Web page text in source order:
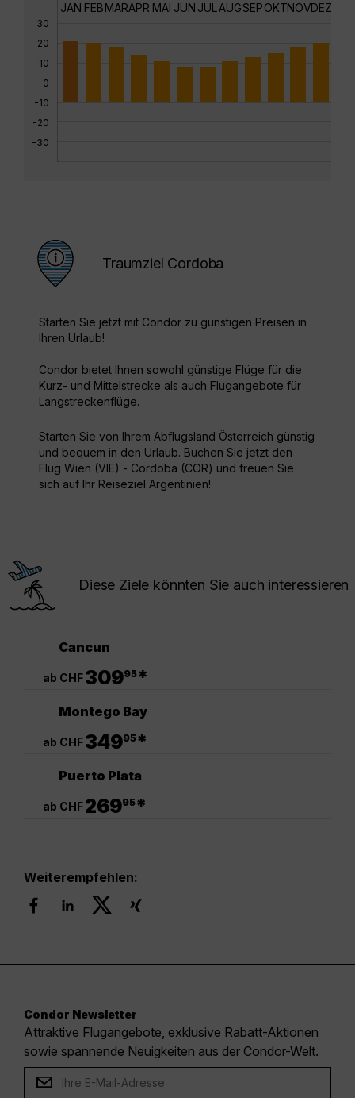
30
20
10
0
-10
-20
-30
JAN FEBMÄRAPR MAI JUN JUL AUGSEPOKTNOVDEZ
Traumziel Cordoba
Starten Sie jetzt mit Condor zu günstigen Preisen in
Ihren Urlaub!
Condor bietet Ihnen sowohl günstige Flüge für die
Kurz- und Mittelstrecke als auch Flugangebote für
Langstreckenflüge.
Starten Sie von Ihrem Abflugsland Österreich günstig
und bequem in den Urlaub. Buchen Sie jetzt den
Flug Wien (VIE) - Cordoba (COR) und freuen Sie
sich auf Ihr Reiseziel Argentinien!
Diese Ziele könnten Sie auch interessieren
Cancun
ab CHF30995*
Montego Bay
ab CHF34995*
Puerto Plata
ab CHF26995*
Weiterempfehlen:
Condor Newsletter
Attraktive Flugangebote, exklusive Rabatt-Aktionen
sowie spannende Neuigkeiten aus der Condor-Welt.